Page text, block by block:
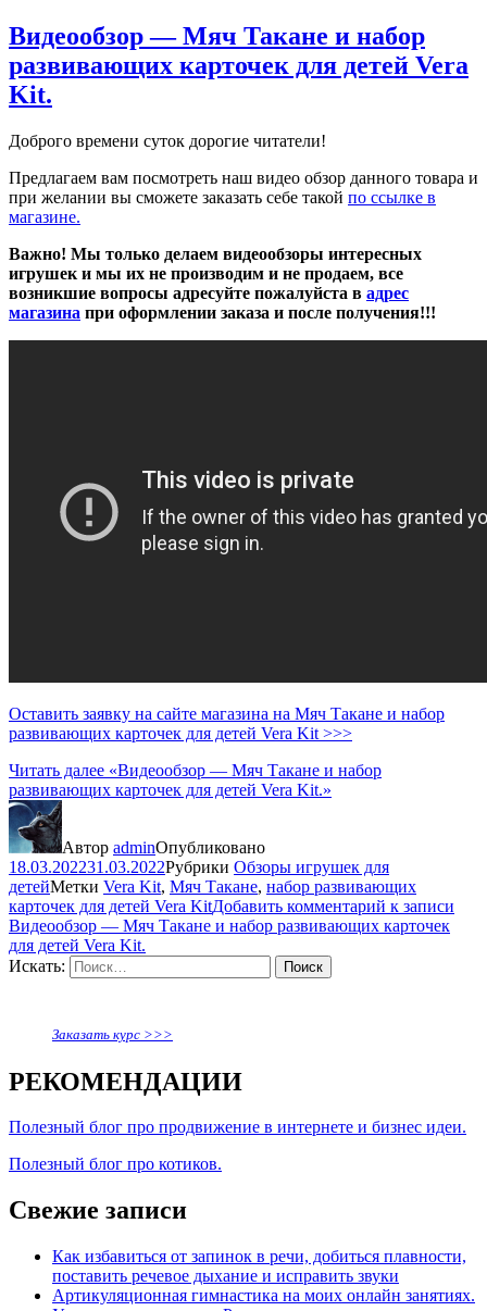
Видеообзор — Мяч Такане и набор
развивающих карточек для детей Vera
Kit.
Доброго времени суток дорогие читатели!
Предлагаем вам посмотреть наш видео обзор данного товара и
при желании вы сможете заказать себе такой по ссылке в
магазине.
Важно! Мы только делаем видеообзоры интересных
игрушек и мы их не производим и не продаем, все
возникшие вопросы адресуйте пожалуйста в адрес
магазина при оформлении заказа и после получения!!!
Оставить заявку на сайте магазина на Мяч Такане и набор
развивающих карточек для детей Vera Kit >>>
Читать далее «Видеообзор — Мяч Такане и набор
развивающих карточек для детей Vera Kit.»
Автор adminОпубликовано
18.03.202231.03.2022Рубрики Обзоры игрушек для
детейМетки Vera Kit, Мяч Такане, набор развивающих
карточек для детей Vera KitДобавить комментарий к записи
Видеообзор — Мяч Такане и набор развивающих карточек
для детей Vera Kit.
Искать:
Поиск
Заказать курс >>>
РЕКОМЕНДАЦИИ
Полезный блог про продвижение в интернете и бизнес идеи.
Полезный блог про котиков.
Свежие записи
Как избавиться от запинок в речи, добиться плавности,
поставить речевое дыхание и исправить звуки
Артикуляционная гимнастика на моих онлайн занятиях.